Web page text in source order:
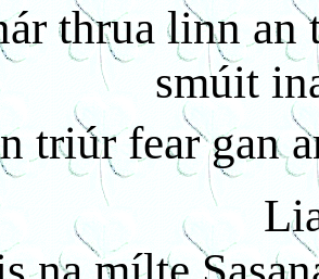
thrua linn an
smúit
triúr fear gan